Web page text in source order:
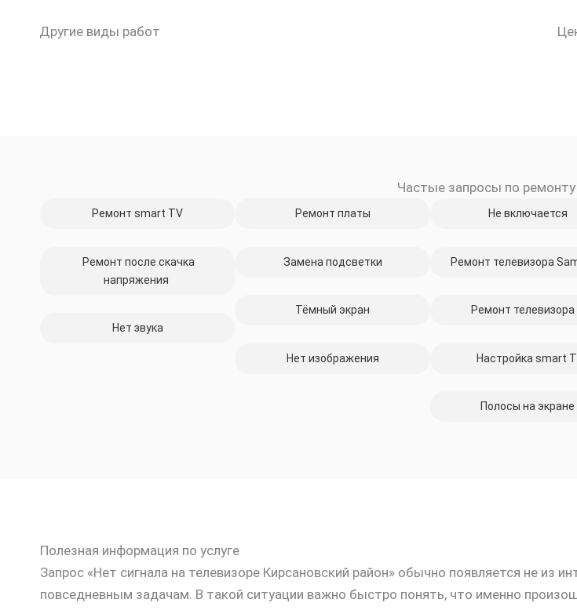
Другие виды работ
Частые запросы по ремонту
Ремонт smart TV
Ремонт после скачка
напряжения
Нет звука
Ремонт платы
Замена подсветки
Тёмный экран
Нет изображения
Не включается
Ремонт телевизора
Ремонт телевизора
Настройка smart
Полосы на экране
Полезная информация по услуге
Запрос «Нет сигнала на телевизоре Кирсановский район» обычно появляется не из
повседневным задачам. В такой ситуации важно быстро понять, что именно
скидку